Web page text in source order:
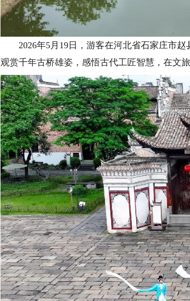
2026年5月19日，游客在河北省石家庄市赵
观赏千年古桥雄姿，感悟古代工匠智慧，在文